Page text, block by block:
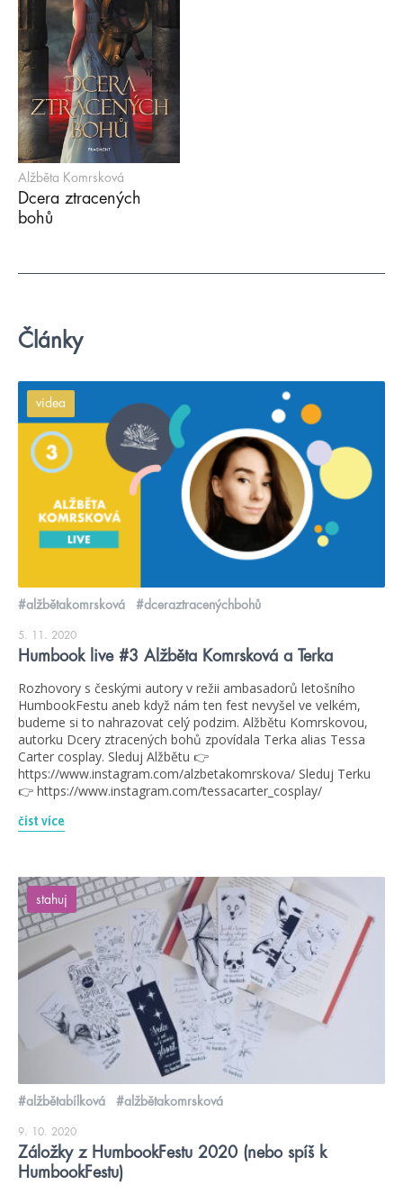
Alžběta Komrsková
Dcera ztracených
bohů
Články
videa
#alžbětakomrsková #dceraztracenýchbohů
5. 11. 2020
Humbook live #3 Alžběta Komrsková a Terka
Rozhovory s českými autory v režii ambasadorů letošního
HumbookFestu aneb když nám ten fest nevyšel ve velkém,
budeme si to nahrazovat celý podzim. Alžbětu Komrskovou,
autorku Dcery ztracených bohů zpovídala Terka alias Tessa
Carter cosplay. Sleduj Alžbětu 👉
https://www.instagram.com/alzbetakomrskova/ Sleduj Terku
👉 https://www.instagram.com/tessacarter_cosplay/
číst více
stahuj
#alžbětabílková #alžbětakomrsková
9. 10. 2020
Záložky z HumbookFestu 2020 (nebo spíš k
HumbookFestu)